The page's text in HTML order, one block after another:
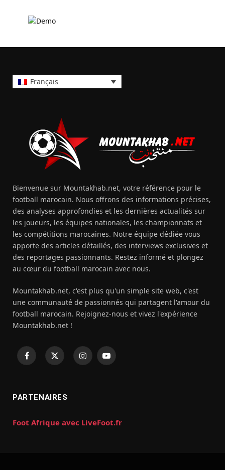
Français
Bienvenue sur Mountakhab.net, votre référence pour le
football marocain. Nous offrons des informations précises,
des analyses approfondies et les dernières actualités sur
les joueurs, les équipes nationales, les championnats et
les compétitions marocaines. Notre équipe dédiée vous
apporte des articles détaillés, des interviews exclusives et
des reportages passionnants. Restez informé et plongez
au cœur du football marocain avec nous.
Mountakhab.net, c'est plus qu'un simple site web, c'est
une communauté de passionnés qui partagent l'amour du
football marocain. Rejoignez-nous et vivez l'expérience
Mountakhab.net !
FacebookX
InstagramYouTube
PARTENAIRES
Foot Afrique avec LiveFoot.fr